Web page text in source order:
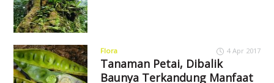
Flora 4 Apr 2017
Tanaman Petai, Dibalik
Baunya Terkandung Manfaat